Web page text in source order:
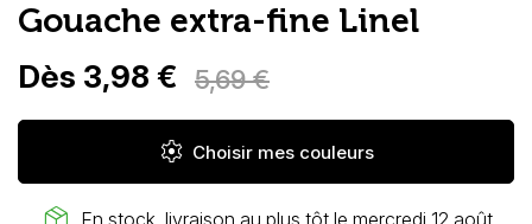
Gouache extra-fine Linel
Dès 3,98 € 5,69 €
settings Choisir mes couleurs
En stock, livraison au plus tôt le mercredi 12 août